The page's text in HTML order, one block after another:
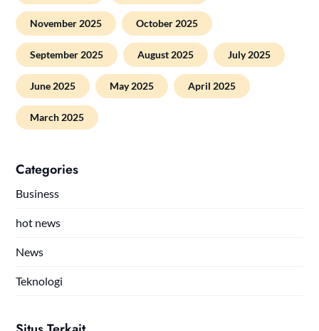
November 2025 October 2025
September 2025 August 2025 July 2025
June 2025 May 2025 April 2025
March 2025
Categories
Business
hot news
News
Teknologi